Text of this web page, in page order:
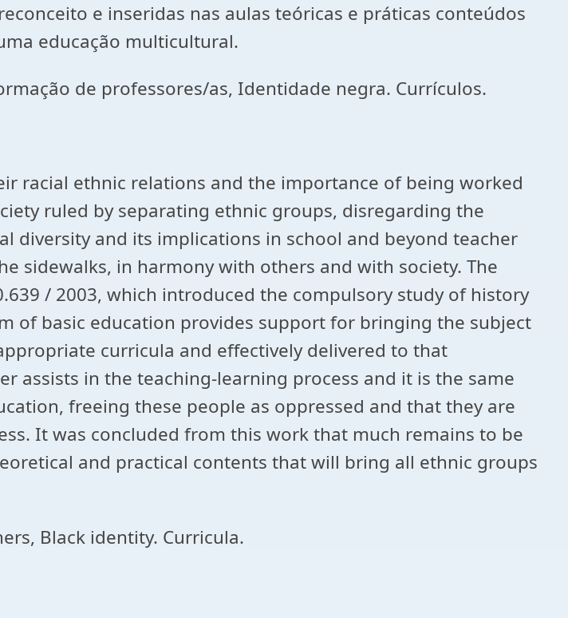
e inseridas nas aulas teóricas e práticas conteúdos
educação multicultural.
de professores/as, Identidade negra. Currículos.
racial ethnic relations and the importance of being worked
ruled by separating ethnic groups, disregarding the
diversity and its implications in school and beyond teacher
sidewalks, in harmony with others and with society. The
/ 2003, which introduced the compulsory study of history
of basic education provides support for bringing the subject
curricula and effectively delivered to that
assists in the teaching-learning process and it is the same
freeing these people as oppressed and that they are
It was concluded from this work that much remains to be
and practical contents that will bring all ethnic groups
Black identity. Curricula.